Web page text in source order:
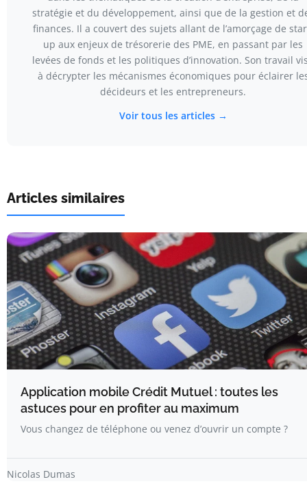
stratégie et du développement, ainsi que de la gestion et
finances. Il a couvert des sujets allant de l’amorçage de
up aux enjeux de trésorerie des PME, en passant par les
levées de fonds et les politiques d’innovation. Son travail
à décrypter les mécanismes économiques pour éclairer
décideurs et les entrepreneurs.
Voir tous les articles →
Articles similaires
Application mobile Crédit Mutuel : toutes les
astuces pour en profiter au maximum
Vous changez de téléphone ou venez d’ouvrir un compte ?
Nicolas Dumas